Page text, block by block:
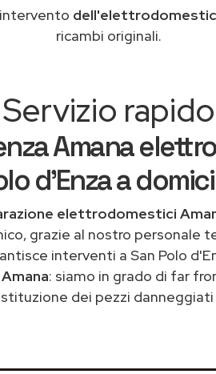
ricambi originali.
Servizio rapido
Amana
d'Enza a
elettrodomestici
grazie al nostro personale
interventi a San Polo
: siamo in grado di far
dei pezzi danneggiati